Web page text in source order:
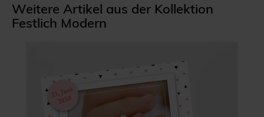
Weitere Artikel aus der Kollektion
Festlich Modern